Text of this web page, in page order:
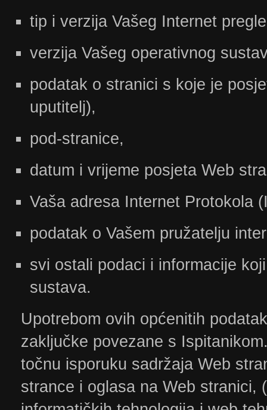
tip i verzija Vašeg Internet
verzija Vašeg operativnog
podatak o stranici s koje je
uputitelj),
pod-stranice,
datum i vrijeme posjeta Web
Vaša adresa Internet Protokola
podatak o Vašem pružatelju
svi ostali podaci i informacije
sustava.
Upotrebom ovih općenitih
zaključke povezane s
točnu isporuku sadržaja Web
strance i oglasa na Web stranici,